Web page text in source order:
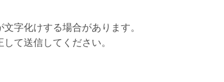
字化けする場合があります。
て送信してください。